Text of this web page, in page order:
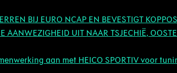
BIJ EURO NCAP EN BEVESTIGT
AANWEZIGHEID UIT NAAR TSJECHIË,
aan met HEICO SPORTIV voor